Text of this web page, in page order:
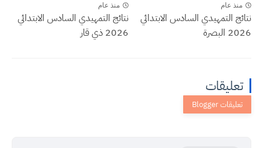
منذ عام
نتائج التمهيدي السادس الابتدائي
2026 البصرة
منذ عام
نتائج التمهيدي السادس الابتدائي
2026 ذي قار
تعليقات